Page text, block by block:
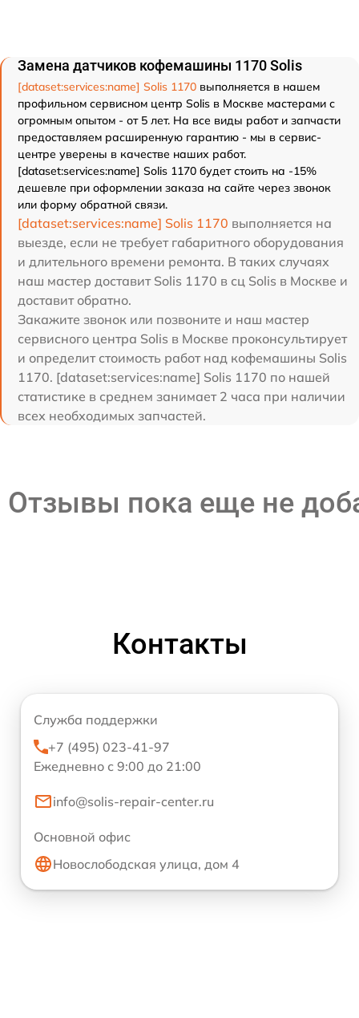
Замена датчиков кофемашины 1170 Solis
[dataset:services:name] Solis 1170 выполняется в нашем
профильном сервисном центр Solis в Москве мастерами с
огромным опытом - от 5 лет. На все виды работ и запчасти
предоставляем расширенную гарантию - мы в сервис-
центре уверены в качестве наших работ.
[dataset:services:name] Solis 1170 будет стоить на -15%
дешевле при оформлении заказа на сайте через звонок
или форму обратной связи.
[dataset:services:name] Solis 1170 выполняется на
выезде, если не требует габаритного оборудования
и длительного времени ремонта. В таких случаях
наш мастер доставит Solis 1170 в сц Solis в Москве и
доставит обратно.
Закажите звонок или позвоните и наш мастер
сервисного центра Solis в Москве проконсультирует
и определит стоимость работ над кофемашины Solis
1170. [dataset:services:name] Solis 1170 по нашей
статистике в среднем занимает 2 часа при наличии
всех необходимых запчастей.
Отзывы пока еще не
Контакты
Служба поддержки
+7 (495) 023-41-97
Ежедневно с 9:00 до 21:00
info@solis-repair-center.ru
Основной офис
Новослободская улица, дом 4